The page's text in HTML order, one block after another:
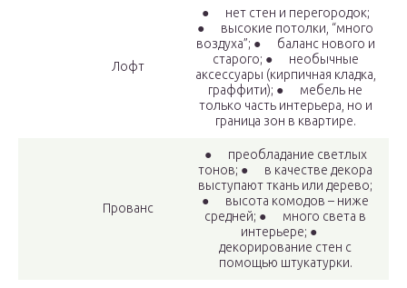
Лофт
● нет стен и перегородок;
● высокие потолки, “много
воздуха”; ● баланс нового и
старого; ● необычные
аксессуары (кирпичная кладка,
граффити); ● мебель не
только часть интерьера, но и
граница зон в квартире.
Прованс
● преобладание светлых
тонов; ● в качестве декора
выступают ткань или дерево;
● высота комодов – ниже
средней; ● много света в
интерьере; ●
декорирование стен с
помощью штукатурки.